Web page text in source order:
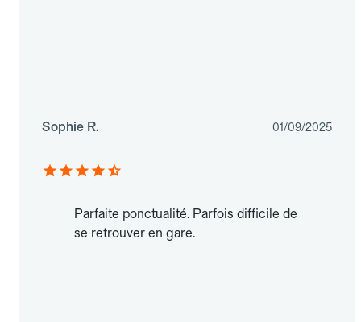
Sophie R. 01/09/2025
Parfaite ponctualité. Parfois difficile de
se retrouver en gare.